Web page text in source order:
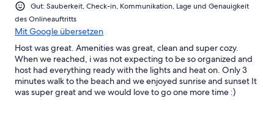
Gut: Sauberkeit, Check-in, Kommunikation, Lage und Genauigkeit
des Onlineauftritts
Mit Google übersetzen
Host was great. Amenities was great, clean and super cozy.
When we reached, i was not expecting to be so organized and
host had everything ready with the lights and heat on. Only 3
minutes walk to the beach and we enjoyed sunrise and sunset It
was super great and we would love to go one more time :)